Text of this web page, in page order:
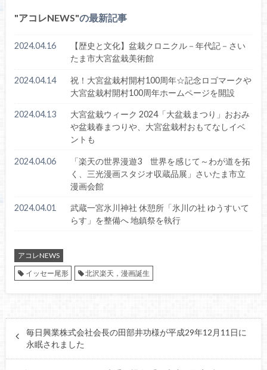
アコレNEWS の最新記事
2024.04.16
【歴史と文化】盆栽クロニクル－年代記－さい
たま市大宮盆栽美術館
2024.04.14
祝！大宮盆栽村開村100周年☆記念ロゴマークや
大宮盆栽村開村100周年ホームページを開設
2024.04.13
大宮盆栽ウィーク 2024「大盆栽まつり」おおみ
や盆栽春まつりや、大宮盆栽村おもてなしイベ
ントも
2024.04.06
「楽天の世界漫遊3 世界を感じて～わが道を拓
く、三光漫画スタジオ収蔵品展」さいたま市立
漫画会館
2024.04.01
武蔵一宮氷川神社 休憩所「氷川の社 ゆうすいて
らす」を整備へ 地鎮祭を執行
アコレNEWS
イッセー尾形
北沢楽天，漫画誕生
毎日興業株式会社会長の田部井功様が平成29年12月11日に
永眠されました